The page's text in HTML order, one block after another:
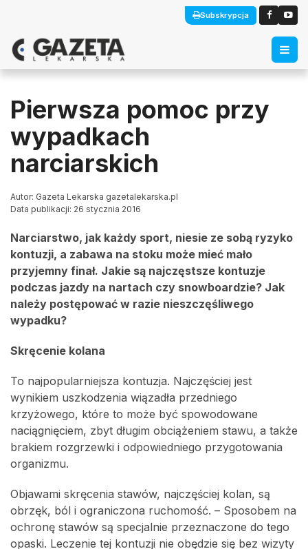
Subskrypcja
Pierwsza pomoc przy
wypadkach
narciarskich
Autor: Gazeta Lekarska gazetalekarska.pl
Data publikacji: 26 stycznia 2016
Narciarstwo, jak każdy sport, niesie ze sobą ryzyko
kontuzji, a zabawa na stoku może mieć mało
przyjemny finał. Jakie są najczęstsze kontuzje
podczas jazdy na nartach czy snowboardzie? Jak
należy postępować w razie nieszczęśliwego
wypadku?
Skręcenie kolana
To najpopularniejsza kontuzja. Najczęściej jest
wynikiem uszkodzenia wiązadła przedniego
krzyżowego, które to może być spowodowane
naciągnięciem, zbyt długim obciążeniem stawu, a także
brakiem rozgrzewki i odpowiedniego przygotowania
organizmu.
Objawami skręcenia stawów, najczęściej kolan, są
obrzęk, ból i ograniczona ruchomość. – Sposobem na
ochronę stawów są specjalnie przeznaczone do tego
opaski. Leczenie tej kontuzji nie obędzie się bez wizyty